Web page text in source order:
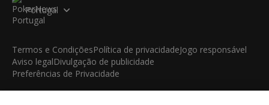
Portugal
Termos e CondiçõesPolítica de privacidadeJogo responsável
Aviso legalDivulgação de publicidade
Preferências de Privacidade